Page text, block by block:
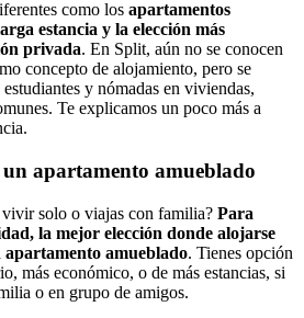
como los apartamentos
estancia y la elección más
privada. En Split, aún no se conocen
concepto de alojamiento, pero se
y nómadas en viviendas,
Te explicamos un poco más a
apartamento amueblado
vivir solo o viajas con familia? Para
la mejor elección donde alojarse
apartamento amueblado. Tienes opción
más económico, o de más estancias, si
o en grupo de amigos.